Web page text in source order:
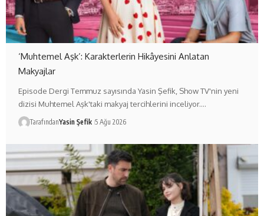
‘Muhtemel Aşk’: Karakterlerin Hikâyesini Anlatan
Makyajlar
Episode Dergi Temmuz sayısında Yasin Şefik, Show TV'nin yeni
dizisi Muhtemel Aşk'taki makyaj tercihlerini inceliyor.…
TarafındanYasin Şefik 5 Ağu 2026